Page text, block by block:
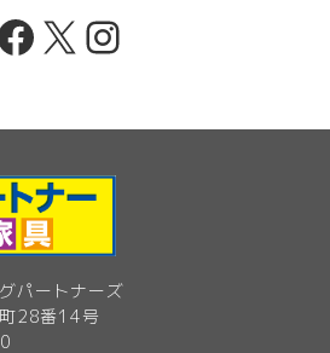
X Instagram
パートナーズ
28番14号